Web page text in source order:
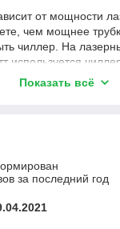
от мощности
чем мощнее
чиллер. На
используется
свыше 80
вы работаете в
лазерную трубку
лазерной резки.
Показать всё
за последний год